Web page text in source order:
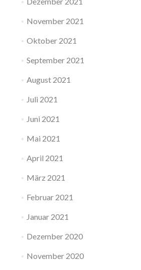
November 2021
Oktober 2021
September 2021
August 2021
Juli 2021
Juni 2021
Mai 2021
April 2021
März 2021
Februar 2021
Januar 2021
Dezember 2020
November 2020